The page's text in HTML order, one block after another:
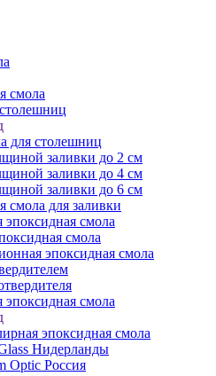
смола
для столешниц
заливки до 2 см
заливки до 4 см
заливки до 6 см
смола для заливки
эпоксидная смола
смола
эпоксидная смола
смола
эпоксидная смола
Нидерланды
Optic Россия